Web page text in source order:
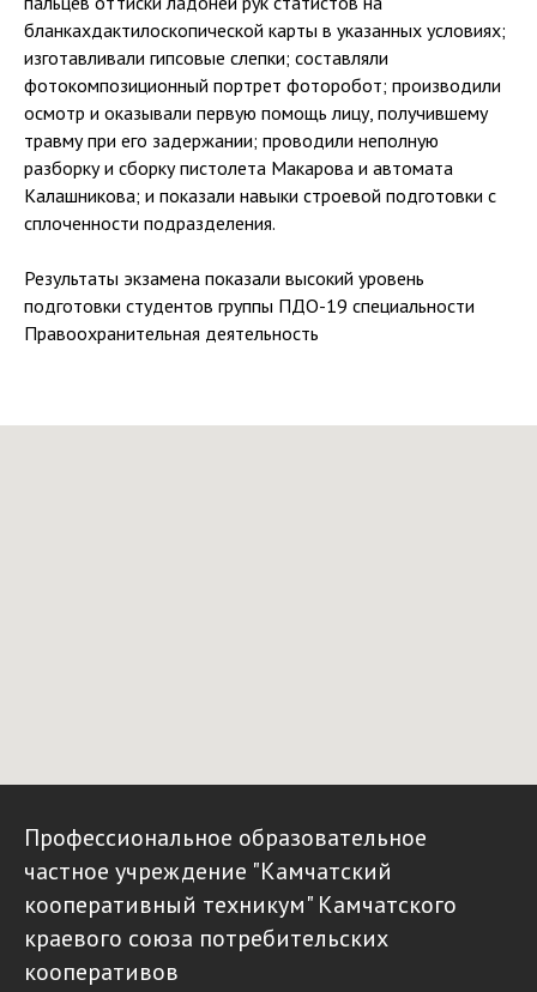
бланкахдактилоскопической карты в указанных условиях;
изготавливали гипсовые слепки; составляли
фотокомпозиционный портрет фоторобот; производили
осмотр и оказывали первую помощь лицу, получившему
травму при его задержании; проводили неполную
разборку и сборку пистолета Макарова и автомата
Калашникова; и показали навыки строевой подготовки с
сплоченности подразделения.
Результаты экзамена показали высокий уровень
подготовки студентов группы ПДО-19 специальности
Правоохранительная деятельность
Профессиональное образовательное
частное учреждение "Камчатский
кооперативный техникум" Камчатского
краевого союза потребительских
кооперативов